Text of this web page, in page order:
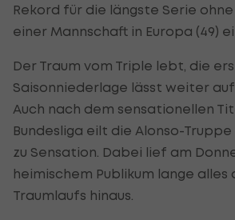
Rekord für die längste Serie
einer Mannschaft in Europa (49)
Der Traum vom Triple lebt, die
Saisonniederlage lässt weiter
Auch nach dem sensationellen
Bundesliga eilt die Alonso-
zu Sensation. Dabei lief am
heimischem Publikum lange alles
Traumlaufs hinaus.